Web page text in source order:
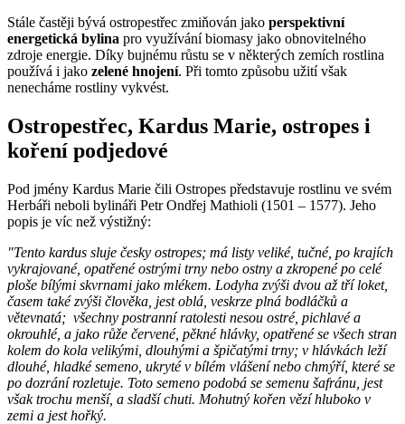
Stále častěji bývá ostropestřec zmiňován jako perspektivní
energetická bylina pro využívání biomasy jako obnovitelného
zdroje energie. Díky bujnému růstu se v některých zemích rostlina
používá i jako zelené hnojení. Při tomto způsobu užití však
nenecháme rostliny vykvést.
Ostropestřec, Kardus Marie, ostropes i
koření podjedové
Pod jmény Kardus Marie čili Ostropes představuje rostlinu ve svém
Herbáři neboli bylináři Petr Ondřej Mathioli (1501 – 1577). Jeho
popis je víc než výstižný:
"Tento kardus sluje česky ostropes; má listy veliké, tučné, po krajích
vykrajované, opatřené ostrými trny nebo ostny a zkropené po celé
ploše bílými skvrnami jako mlékem. Lodyha zvýši dvou až tří loket,
časem také zvýši člověka, jest oblá, veskrze plná bodláčků a
větevnatá; všechny postranní ratolesti nesou ostré, pichlavé a
okrouhlé, a jako růže červené, pěkné hlávky, opatřené se všech stran
kolem do kola velikými, dlouhými a špičatými trny; v hlávkách leží
dlouhé, hladké semeno, ukryté v bílém vlášení nebo chmýří, které se
po dozrání rozletuje. Toto semeno podobá se semenu šafránu, jest
však trochu menší, a sladší chuti. Mohutný kořen vězí hluboko v
zemi a jest hořký.